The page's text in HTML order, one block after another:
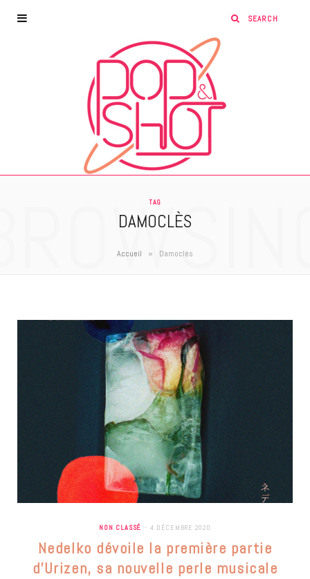
TAG
DAMOCLÈS
Accueil » Damoclès
NON CLASSÉ 4 DÉCEMBRE 2020
Nedelko dévoile la première partie
d’Urizen, sa nouvelle perle musicale